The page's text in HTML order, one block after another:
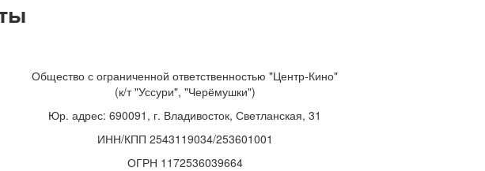
Общество с ограниченной ответственностью "Центр-Кино"
(к/т "Уссури", "Черёмушки")
Юр. адрес: 690091, г. Владивосток, Светланская, 31
ИНН/КПП 2543119034/253601001
ОГРН 1172536039664